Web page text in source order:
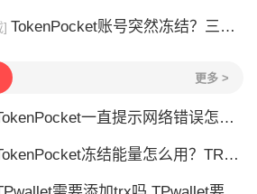
] TokenPocket账号突然冻结？三步教你快速解冻
更多 >
一直提示网络错误怎么办？这几个方法帮你快速解决
冻结能量怎么用？TRX冻结获取能量详解